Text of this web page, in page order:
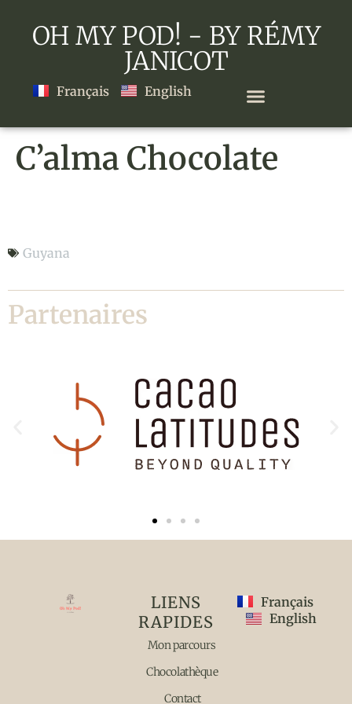
OH MY POD! - BY RÉMY
JANICOT
Français English
C’alma Chocolate
Guyana
Partenaires
LIENS
RAPIDES
Mon parcours
Chocolathèque
Contact
Français
English